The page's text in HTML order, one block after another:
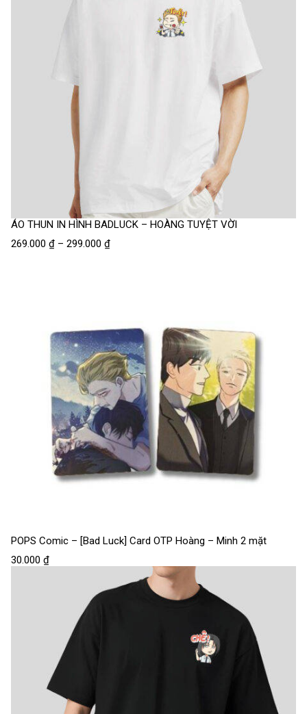
ÁO THUN IN HÌNH BADLUCK – HOÀNG TUYỆT VỜI
269.000 ₫ – 299.000 ₫
POPS Comic – [Bad Luck] Card OTP Hoàng – Minh 2 mặt
30.000 ₫